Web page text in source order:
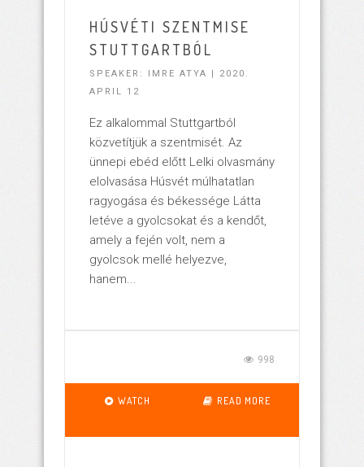
HÚSVÉTI SZENTMISE
STUTTGARTBÓL
SPEAKER: IMRE ATYA | 2020.
APRIL 12
Ez alkalommal Stuttgartból
közvetítjük a szentmisét. Az
ünnepi ebéd előtt Lelki olvasmány
elolvasása Húsvét múlhatatlan
ragyogása és békessége Látta
letéve a gyolcsokat és a kendőt,
amely a fején volt, nem a
gyolcsok mellé helyezve,
hanem...
998
WATCH READ MORE